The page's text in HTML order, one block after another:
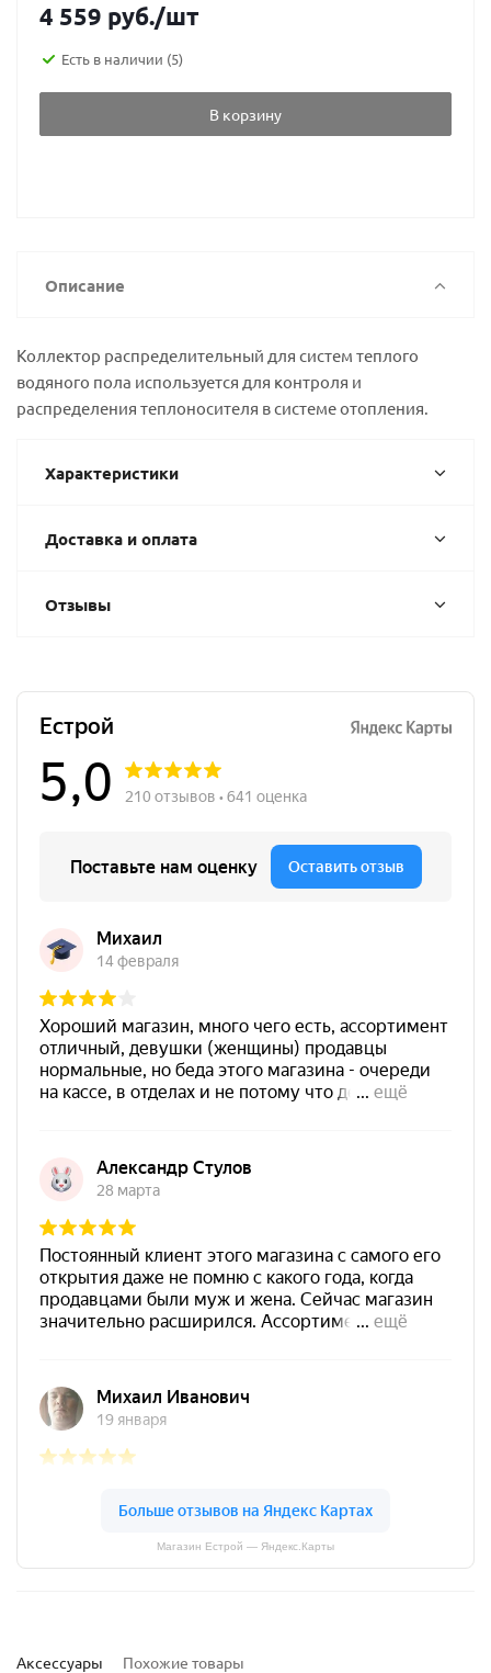
4 559 руб./шт
Есть в наличии (5)
В корзину
Описание
Коллектор распределительный для систем теплого
водяного пола используется для контроля и
распределения теплоносителя в системе отопления.
Характеристики
Доставка и оплата
Отзывы
Магазин Естрой — Яндекс.Карты
Аксессуары Похожие товары